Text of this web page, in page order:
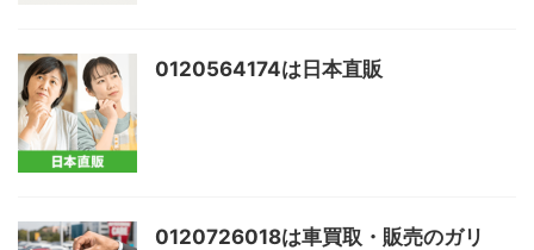
0120564174は日本直販
0120726018は車買取・販売のガリ